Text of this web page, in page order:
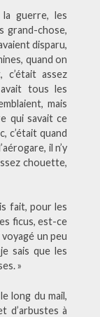
guerre, les
grand-chose,
disparu,
quand on
c’était assez
tous les
mais
qui savait ce
c’était quand
il n’y
chouette,
fait, pour les
ficus, est-ce
voyagé un peu
sais que les
»
long du mail,
d’arbustes à